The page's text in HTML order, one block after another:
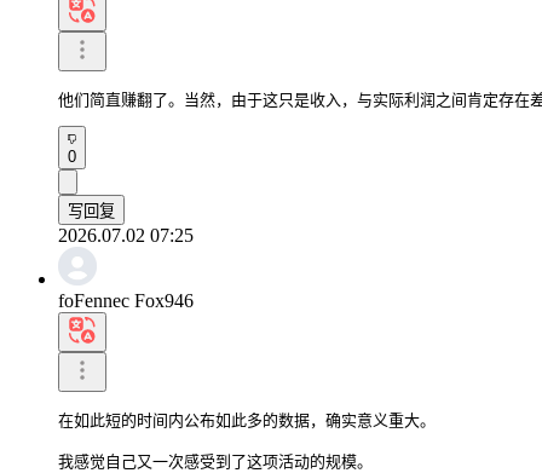
他们简直赚翻了。当然，由于这只是收入，与实际利润之间肯定存在
0
写回复
2026.07.02 07:25
foFennec Fox946
在如此短的时间内公布如此多的数据，确实意义重大。
我感觉自己又一次感受到了这项活动的规模。